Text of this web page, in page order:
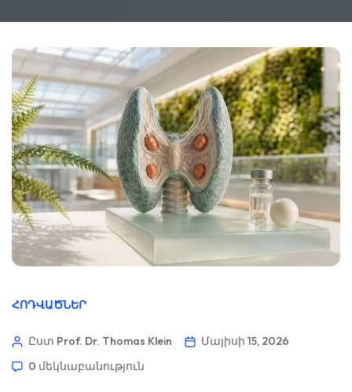
ՀՈԴՎԱԾՆԵՐ
Ըստ Prof. Dr. Thomas Klein
Մայիսի 15, 2026
0 մեկնաբանություն